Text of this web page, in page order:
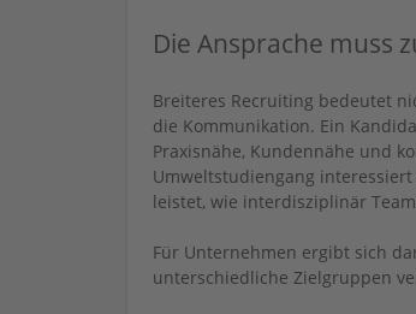
Die Ansprache muss
Breiteres Recruiting bedeutet
die Kommunikation. Ein
Praxisnähe, Kundennähe und
Umweltstudiengang
leistet, wie interdisziplinär
Für Unternehmen ergibt sich
unterschiedliche Zielgruppen